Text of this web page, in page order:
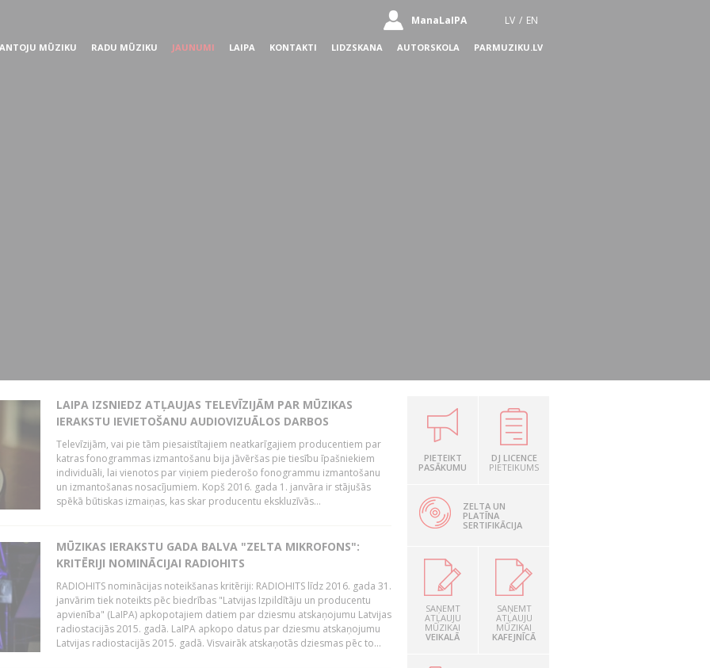
ManaLaIPA LV / EN
MŪZIKU RADU MŪZIKU JAUNUMI LAIPA KONTAKTI LIDZSKANA AUTORSKOLA PARMUZIKU.LV
LAIPA IZSNIEDZ ATĻAUJAS TELEVĪZIJĀM PAR MŪZIKAS
IERAKSTU IEVIETOŠANU AUDIOVIZUĀLOS DARBOS
Televīzijām, vai pie tām piesaistītajiem neatkarīgajiem producentiem par
katras fonogrammas izmantošanu bija jāvēršas pie tiesību īpašniekiem
individuāli, lai vienotos par viņiem piederošo fonogrammu izmantošanu
un izmantošanas nosacījumiem. Kopš 2016. gada 1. janvāra ir stājušās
spēkā būtiskas izmaiņas, kas skar producentu ekskluzīvās...
MŪZIKAS IERAKSTU GADA BALVA "ZELTA MIKROFONS":
KRITĒRIJI NOMINĀCIJAI RADIOHITS
RADIOHITS nominācijas noteikšanas kritēriji: RADIOHITS līdz 2016. gada 31.
janvārim tiek noteikts pēc biedrības "Latvijas Izpildītāju un producentu
apvienība" (LaIPA) apkopotajiem datiem par dziesmu atskaņojumu Latvijas
radiostacijās 2015. gadā. LaIPA apkopo datus par dziesmu atskaņojumu
Latvijas radiostacijās 2015. gadā. Visvairāk atskaņotās dziesmas pēc to...
PIETEIKT
PASĀKUMU
DJ LICENCE
PIETEIKUMS
ZELTA UN
PLATĪNA
SERTIFIKĀCIJA
SAŅEMT
ATĻAUJU
MŪZIKAI
VEIKALĀ
SAŅEMT
ATĻAUJU
MŪZIKAI
KAFEJNĪCĀ